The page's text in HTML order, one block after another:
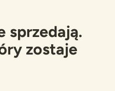
sprzedają.
zostaje